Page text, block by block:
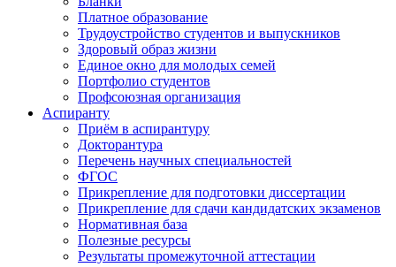
Платное образование
Трудоустройство студентов и выпускников
Здоровый образ жизни
Единое окно для молодых семей
Портфолио студентов
Профсоюзная организация
Аспиранту
Приём в аспирантуру
Докторантура
Перечень научных специальностей
ФГОС
Прикрепление для подготовки диссертации
Прикрепление для сдачи кандидатских экзаменов
Нормативная база
Полезные ресурсы
Результаты промежуточной аттестации